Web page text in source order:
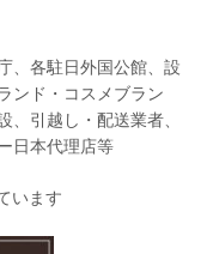
、各駐日外国公館、設
ンド・コスメブラン
、引越し・配送業者、
日本代理店等
います